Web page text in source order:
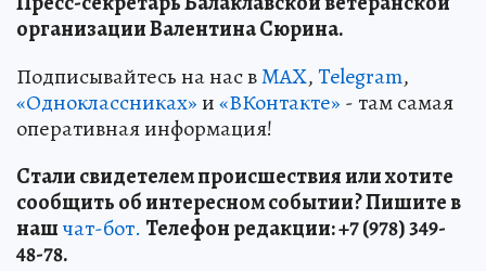
организации Валентина Сюрина.
Подписывайтесь на нас вMAX,Telegram,
«Одноклассниках»и«ВКонтакте» - там самая
оперативная информация!
Стали свидетелем происшествия или хотите
сообщить об интересном событии? Пишите в
нашчат-бот. Телефон редакции: +7 (978) 349-
48-78.